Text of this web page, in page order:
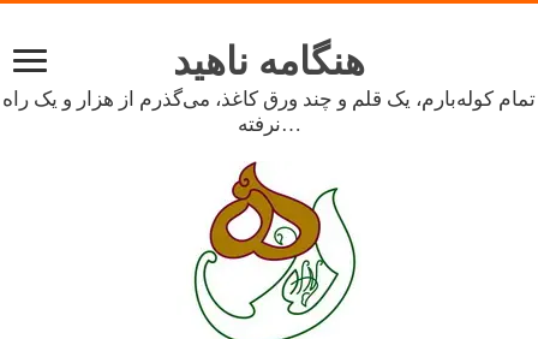
هنگامه ناهید
تمام کوله‌بارم، یک قلم و چند ورق کاغذ، می‌گذرم از هزار و یک راه
نرفته…